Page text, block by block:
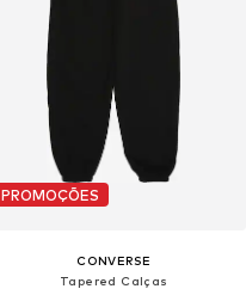
PROMOÇÕES
CONVERSE
Tapered Calças